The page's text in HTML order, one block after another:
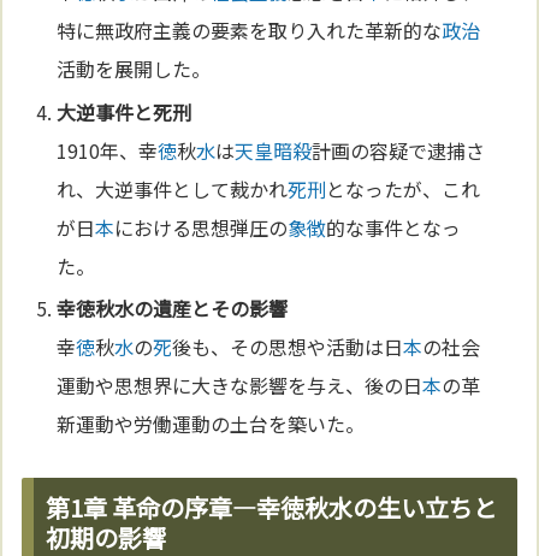
特に無政府主義の要素を取り入れた革新的な政治
活動を展開した。
大逆事件と死刑
1910年、幸徳秋水は天皇暗殺計画の容疑で逮捕さ
れ、大逆事件として裁かれ死刑となったが、これ
が日本における思想弾圧の象徴的な事件となっ
た。
幸徳秋水の遺産とその影響
幸徳秋水の死後も、その思想や活動は日本の社会
運動や思想界に大きな影響を与え、後の日本の革
新運動や労働運動の土台を築いた。
第1章 革命の序章―幸徳秋水の生い立ちと
初期の影響